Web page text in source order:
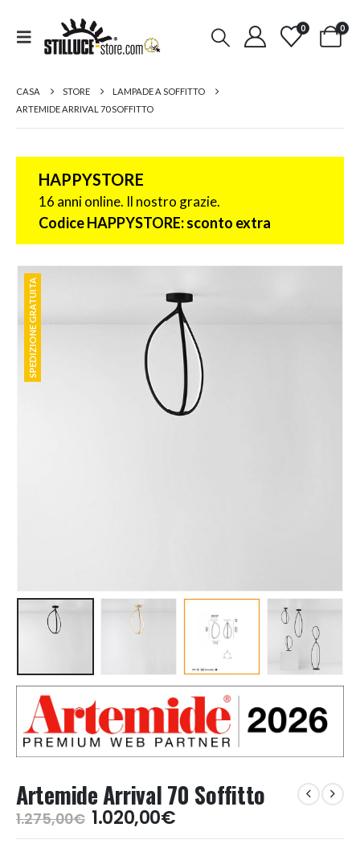
0 0
CASA STORE
LAMPADE A SOFFITTO
ARTEMIDE ARRIVAL 70 SOFFITTO
HAPPYSTORE
16 anni online. Il nostro grazie.
Codice HAPPYSTORE: sconto extra
SPEDIZIONE GRATUITA
SPEDIZIONE GRATUITA
Artemide Arrival 70 Soffitto
1.275,00€ Il
prezzo
1.020,00€Il
prezzo